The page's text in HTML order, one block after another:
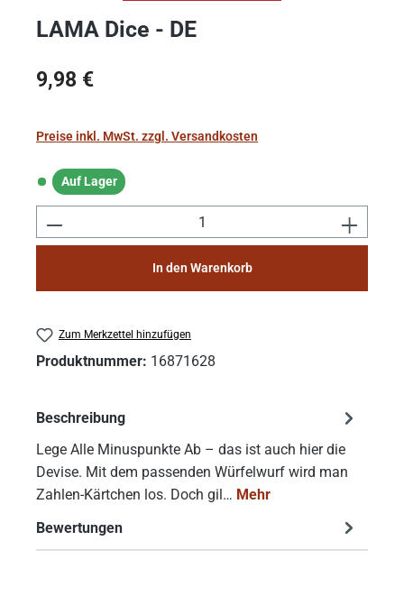
LAMA Dice - DE
Regulärer Preis:
9,98 €
Preise inkl. MwSt. zzgl. Versandkosten
Auf Lager
Auf Lager
Produkt Anzahl: Gib den gewünschten
In den Warenkorb
Zum Merkzettel hinzufügen
Produktnummer: 16871628
Beschreibung
Lege Alle Minuspunkte Ab – das ist auch hier die
Devise. Mit dem passenden Würfelwurf wird man
Zahlen-Kärtchen los. Doch gil… Mehr
Bewertungen